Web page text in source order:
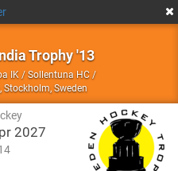
Trophy '13
IK / Sollentuna HC /
,Ishockey
Stockholm, SwedenStockholm,
Sweden
2027